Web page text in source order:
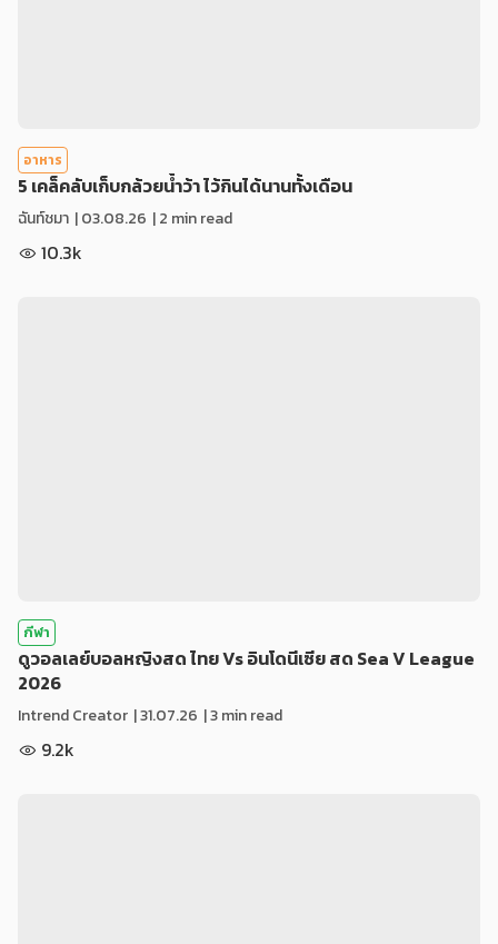
อาหาร
5 เคล็คลับเก็บกล้วยน้ำว้า ไว้กินได้นานทั้งเดือน
ฉันท์ชมา |03.08.26 | 2 min read
10.3k
กีฬา
ดูวอลเลย์บอลหญิงสด ไทย Vs อินโดนีเซีย สด Sea V League
2026
Intrend Creator |31.07.26 | 3 min read
9.2k